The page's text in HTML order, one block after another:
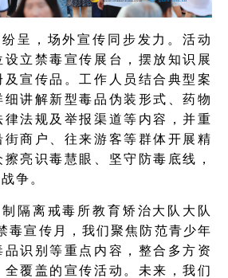
呈，场外宣传同步发力。活动
立禁毒宣传展台，摆放知识展
宣传品。工作人员结合典型案
讲解新型毒品伪装形式、药物
法规及举报渠道等内容，并重
街商户、往来游客等群体开展精
亮识毒慧眼、坚守防毒底线，
争。
隔离戒毒所教育矫治大队大队
毒宣传月，我们聚焦防范青少年
识别等重点内容，整合多方资
覆盖的宣传活动。未来，我们